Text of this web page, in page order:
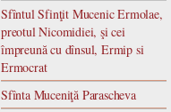
Sfîntul Sfinţit Mucenic Ermolae,
preotul Nicomidiei, şi cei
împreună cu dînsul, Ermip si
Ermocrat
Sfînta Muceniţă Parascheva